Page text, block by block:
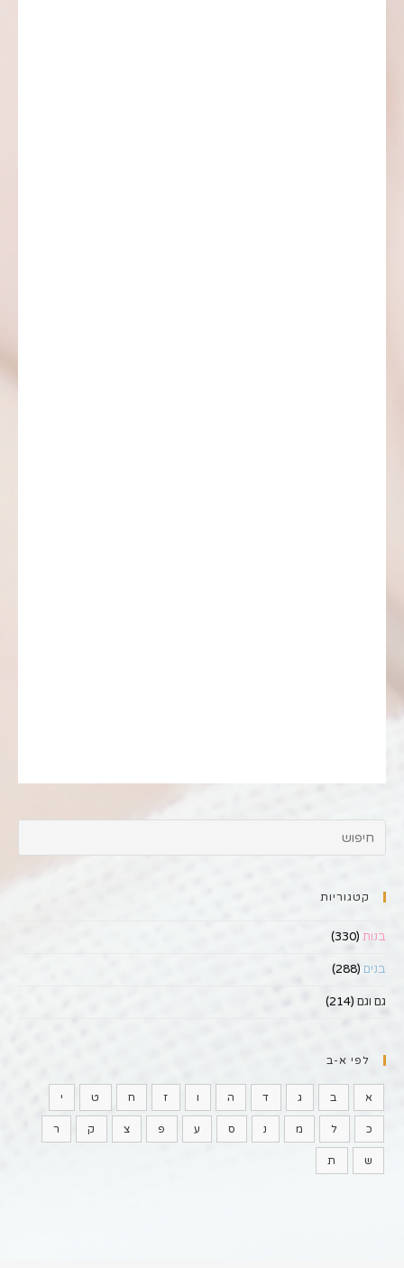
קטגוריות
בנות (330)
בנים (288)
גם וגם (214)
לפי א-ב
א ב ג ד ה ו ז ח ט י
כ ל מ נ ס ע פ צ ק ר
ש ת